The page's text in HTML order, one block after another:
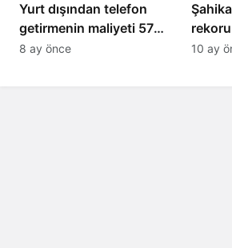
Yurt dışından telefon
getirmenin maliyeti 57
bin lira oldu
8 ay önce
rekoru
10 ay